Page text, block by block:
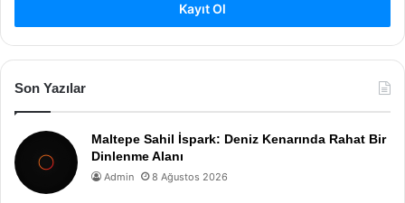
Kayıt Ol
Son Yazılar
Maltepe Sahil İspark: Deniz Kenarında Rahat Bir
Dinlenme Alanı
Admin 8 Ağustos 2026